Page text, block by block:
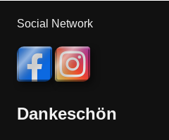
Social Network
Dankeschön